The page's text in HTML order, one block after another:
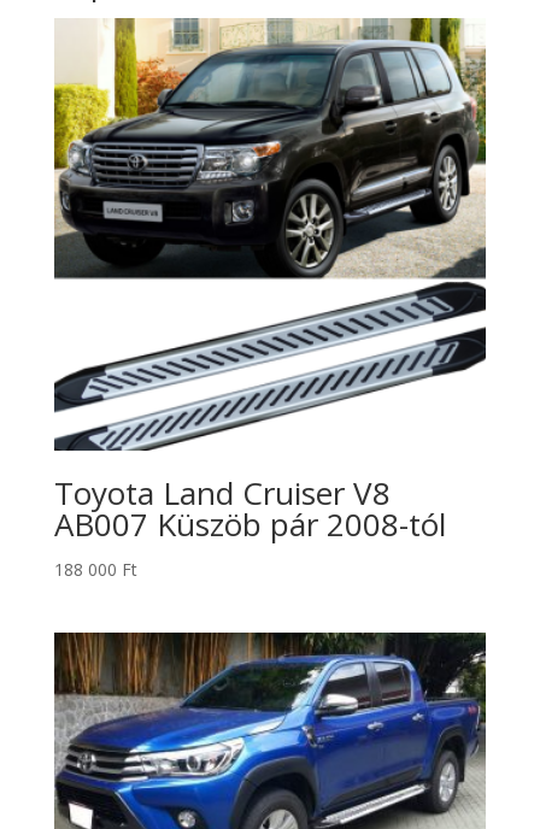
Toyota Land Cruiser V8
AB007 Küszöb pár 2008-tól
188 000 Ft